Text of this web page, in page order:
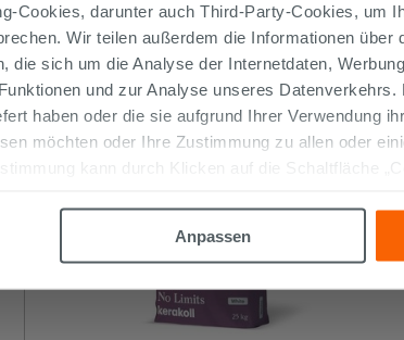
Cookies, darunter auch Third-Party-Cookies, um
Wir teilen außerdem die Informationen über
die sich um die Analyse der Internetdaten,
und zur Analyse unseres
haben oder die sie aufgrund Ihrer Verwendung
möchten oder Ihre Zustimmung zu allen oder
kann durch Klicken auf die Schaltfläche
Anpassen